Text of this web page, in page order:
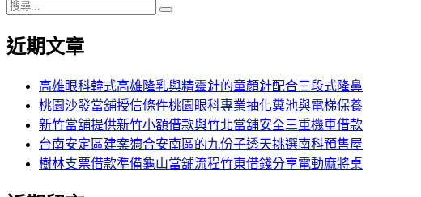
搜
關
近期文章
高雄眼科韓式高雄隆乳與精靈針的童顏針配合三段式隆鼻
桃園沙發當舖授信條件桃園眼科專業抽化糞池與電梯保養
新竹當舖提供新竹小額借款與竹北當舖安全三重機車借款
台南安定區建案適合安南區的九份子透天挑選南科預售屋
樹林支票借款準備龜山當舖流程竹東借錢分享電動麻將桌